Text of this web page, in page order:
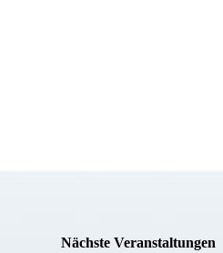
Nächste Veranstaltungen